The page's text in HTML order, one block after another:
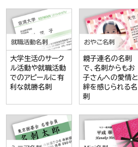
大学生活のサーク
ル活動や就職活動
でのアピールに有
利な就勝名刺
親子連名の名刺
で、名刺からもお
子さんへの愛情と
絆を感じられる名
刺